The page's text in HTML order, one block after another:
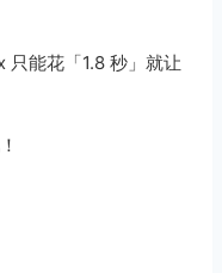
能花「1.8 秒」就让